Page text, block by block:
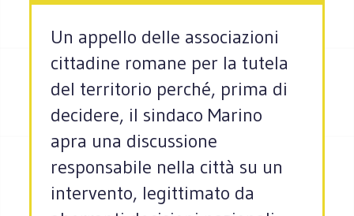
Un appello delle associazioni
cittadine romane per la tutela
del territorio perché, prima di
decidere, il sindaco Marino
apra una discussione
responsabile nella città su un
intervento, legittimato da